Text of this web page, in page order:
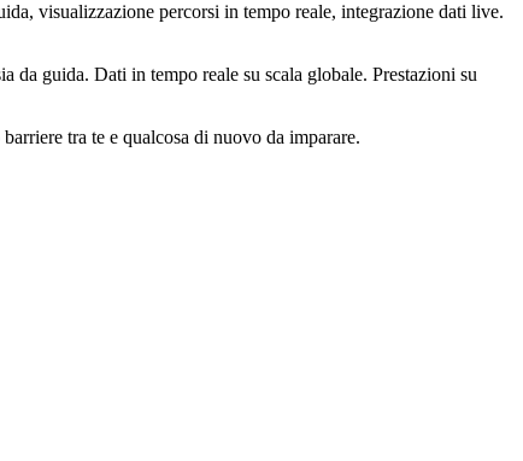
visualizzazione percorsi in tempo reale, integrazione dati live.
guida. Dati in tempo reale su scala globale. Prestazioni su
tra te e qualcosa di nuovo da imparare.